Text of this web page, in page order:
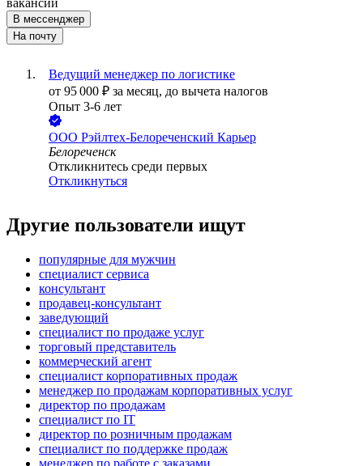
вакансии
В мессенджер
На почту
Ведущий менеджер по логистике
от 95 000 ₽ за месяц, до вычета налогов
Опыт 3-6 лет
ООО Рэйлтех-Белореченский Карьер
Белореченск
Откликнитесь среди первых
Откликнуться
Другие пользователи ищут
популярные для мужчин
специалист сервиса
консультант
продавец-консультант
заведующий
специалист по продаже услуг
торговый представитель
коммерческий агент
специалист корпоративных продаж
менеджер по продажам корпоративных услуг
директор по продажам
специалист по IT
директор по розничным продажам
специалист по поддержке продаж